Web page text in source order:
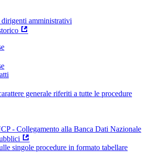
amministrativi
generale riferiti a tutte le procedure
- Collegamento alla Banca Dati Nazionale
singole procedure in formato tabellare